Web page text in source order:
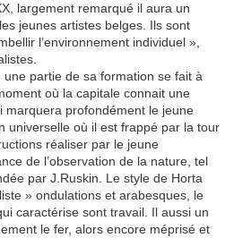
largement remarqué il aura un
jeunes artistes belges. Ils sont
l’environnement individuel »,
une partie de sa formation se fait à
où la capitale connait une
marquera profondément le jeune
universelle où il est frappé par la tour
réaliser par le jeune
de l’observation de la nature, tel
par J.Ruskin. Le style de Horta
» ondulations et arabesques, le
caractérise sont travail. Il aussi un
le fer, alors encore méprisé et